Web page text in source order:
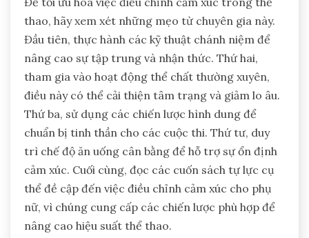
thao, hãy xem xét những mẹo từ chuyên gia này.
Đầu tiên, thực hành các kỹ thuật chánh niệm để
nâng cao sự tập trung và nhận thức. Thứ hai,
tham gia vào hoạt động thể chất thường xuyên,
điều này có thể cải thiện tâm trạng và giảm lo âu.
Thứ ba, sử dụng các chiến lược hình dung để
chuẩn bị tinh thần cho các cuộc thi. Thứ tư, duy
trì chế độ ăn uống cân bằng để hỗ trợ sự ổn định
cảm xúc. Cuối cùng, đọc các cuốn sách tự lực cụ
thể đề cập đến việc điều chỉnh cảm xúc cho phụ
nữ, vì chúng cung cấp các chiến lược phù hợp để
nâng cao hiệu suất thể thao.